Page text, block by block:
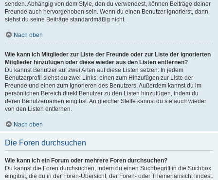
senden. Abhängig von dem Style, den du verwendest, können Beiträge deiner
Freunde auch hervorgehoben sein. Wenn du einen Benutzer ignorierst, dann
siehst du seine Beiträge standardmäßig nicht.
Nach oben
Wie kann ich Mitglieder zur Liste der Freunde oder zur Liste der ignorierten
Mitglieder hinzufügen oder diese wieder aus den Listen entfernen?
Du kannst Benutzer auf zwei Arten auf diese Listen setzen: In jedem
Benutzerprofil siehst du zwei Links: einen zum Hinzufügen zur Liste der
Freunde und einen zum Ignorieren des Benutzers. Außerdem kannst du im
persönlichen Bereich direkt Benutzer zu den Listen hinzufügen, indem du
deren Benutzernamen eingibst. An gleicher Stelle kannst du sie auch wieder
von den Listen entfernen.
Nach oben
Die Foren durchsuchen
Wie kann ich ein Forum oder mehrere Foren durchsuchen?
Du kannst die Foren durchsuchen, indem du einen Suchbegriff in die Suchbox
eingibst, die du in der Foren-Übersicht, der Foren- oder Themenansicht findest.